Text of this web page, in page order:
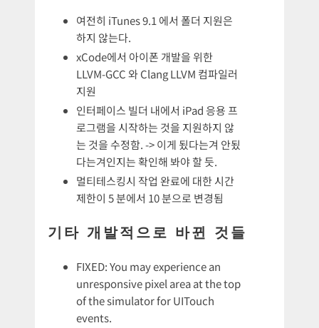
여전히 iTunes 9.1 에서 폴더 지원은
하지 않는다.
xCode에서 아이폰 개발을 위한
LLVM-GCC 와 Clang LLVM 컴파일러
지원
인터페이스 빌더 내에서 iPad 응용 프
로그램을 시작하는 것을 지원하지 않
는 것을 수정함. -> 이게 됬다는겨 안됬
다는겨인지는 확인해 봐야 할 듯.
멀티테스킹시 작업 완료에 대한 시간
제한이 5 분에서 10 분으로 변경됨
기타 개발적으로 바뀐 것들
FIXED: You may experience an
unresponsive pixel area at the top
of the simulator for UITouch
events.